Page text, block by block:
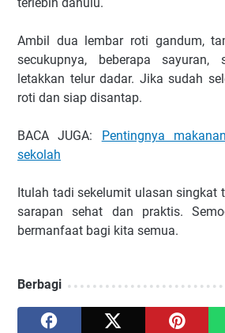
Ambil dua lembar roti gandum,
secukupnya, beberapa
letakkan telur dadar. Jika sudah
roti dan siap disantap.
BACA JUGA: Pentingnya
sekolah
Itulah tadi sekelumit ulasan singkat
sarapan sehat dan praktis.
bermanfaat bagi kita semua.
Berbagi